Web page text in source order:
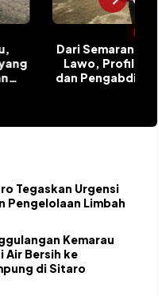
Kisah
Menjelma
di
Tegaskan Urgensi
Pengelolaan Limbah
Kemarau
Air Bersih ke
di Sitaro